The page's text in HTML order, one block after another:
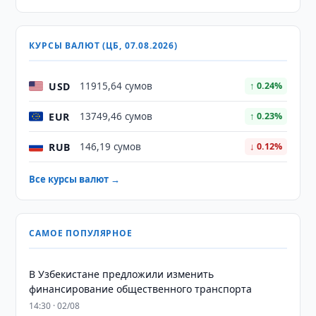
КУРСЫ ВАЛЮТ (ЦБ, 07.08.2026)
USD 11915,64 сумов ↑ 0.24%
EUR 13749,46 сумов ↑ 0.23%
RUB 146,19 сумов ↓ 0.12%
Все курсы валют →
САМОЕ ПОПУЛЯРНОЕ
В Узбекистане предложили изменить
финансирование общественного транспорта
14:30 · 02/08